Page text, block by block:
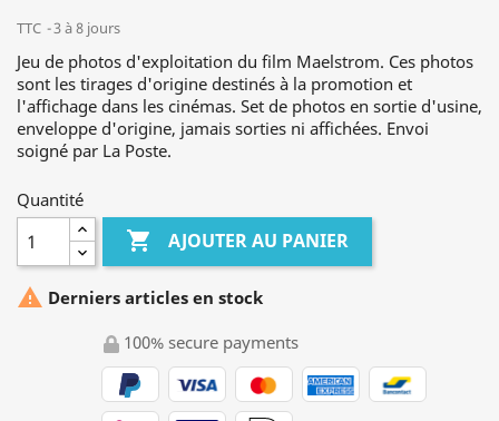
TTC 3 à 8 jours
Jeu de photos d'exploitation du film Maelstrom. Ces photos
sont les tirages d'origine destinés à la promotion et
l'affichage dans les cinémas. Set de photos en sortie d'usine,
enveloppe d'origine, jamais sorties ni affichées. Envoi
soigné par La Poste.
Quantité
 AJOUTER AU PANIER
 Derniers articles en stock
100% secure payments